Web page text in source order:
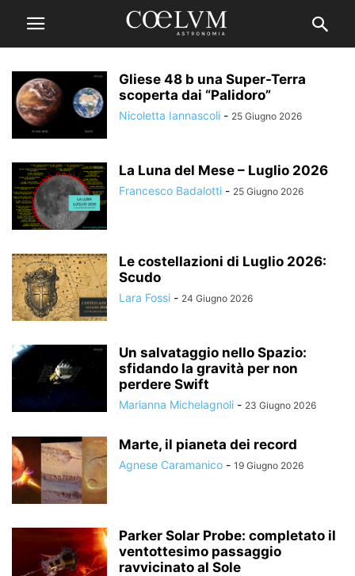
Gliese 48 b una Super-Terra
scoperta dai “Palidoro”
Nicoletta Iannascoli - 25 Giugno 2026
La Luna del Mese – Luglio 2026
Francesco Badalotti - 25 Giugno 2026
Le costellazioni di Luglio 2026:
Scudo
Lara Fossi - 24 Giugno 2026
Un salvataggio nello Spazio:
sfidando la gravità per non
perdere Swift
Marianna Michelagnoli - 23 Giugno 2026
Marte, il pianeta dei record
Agnese Caramanico - 19 Giugno 2026
Parker Solar Probe: completato il
ventottesimo passaggio
ravvicinato al Sole